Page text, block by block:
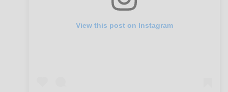
View this post on Instagram